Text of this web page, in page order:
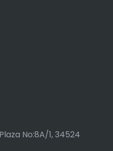
No:8A/1, 34524